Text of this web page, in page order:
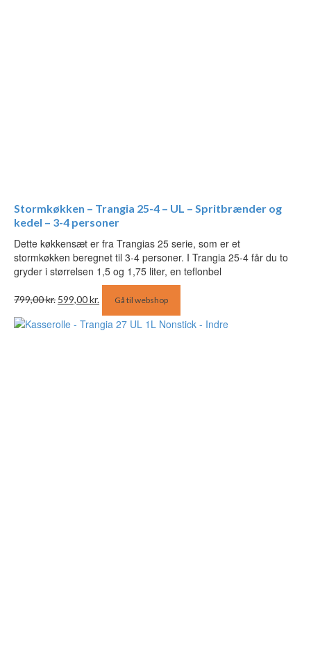
Stormkøkken – Trangia 25-4 – UL – Spritbrænder og
kedel – 3-4 personer
Dette køkkensæt er fra Trangias 25 serie, som er et
stormkøkken beregnet til 3-4 personer. I Trangia 25-4 får du to
gryder i størrelsen 1,5 og 1,75 liter, en teflonbel
799,00kr.oprindelige
pris
599,00kr.aktuelle
pris
er:
Gå til webshop